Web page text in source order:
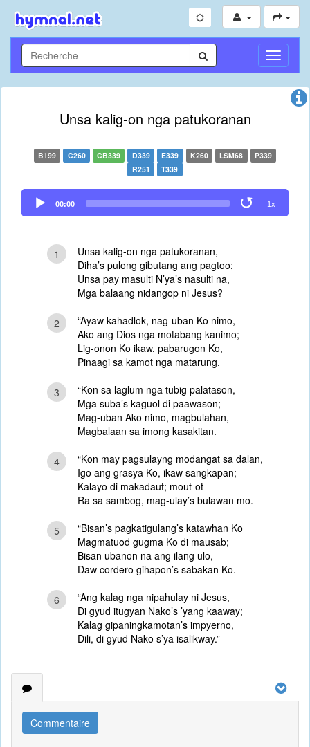
Toggle
Unsa kalig-on nga patukoranan
B199 C260 CB339 D339 E339 K260 LSM68
P339
R251
T339
Audio
Player
00:00 1x
1
Unsa kalig-on nga patukoranan,
Diha’s pulong gibutang ang pagtoo;
Unsa pay masulti N’ya’s nasulti na,
Mga balaang nidangop ni Jesus?
2
“Ayaw kahadlok, nag-uban Ko nimo,
Ako ang Dios nga motabang kanimo;
Lig-onon Ko ikaw, pabarugon Ko,
Pinaagi sa kamot nga matarung.
3
“Kon sa laglum nga tubig palatason,
Mga suba’s kaguol di paawason;
Mag-uban Ako nimo, magbulahan,
Magbalaan sa imong kasakitan.
4
“Kon may pagsulayng modangat sa dalan,
Igo ang grasya Ko, ikaw sangkapan;
Kalayo di makadaut; mout-ot
Ra sa sambog, mag-ulay’s bulawan mo.
5
“Bisan’s pagkatigulang’s katawhan Ko
Magmatuod gugma Ko di mausab;
Bisan ubanon na ang ilang ulo,
Daw cordero gihapon’s sabakan Ko.
6
“Ang kalag nga nipahulay ni Jesus,
Di gyud itugyan Nako’s ’yang kaaway;
Kalag gipaningkamotan’s impyerno,
Dili, di gyud Nako s’ya isalikway.”
Commentaire